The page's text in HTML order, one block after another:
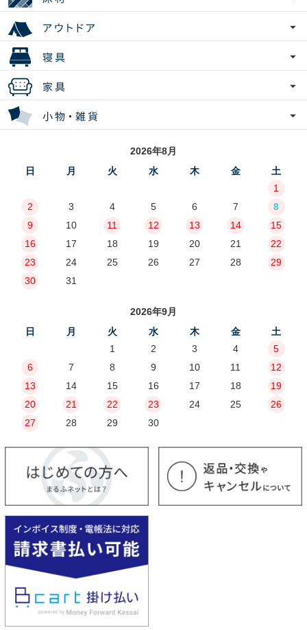
2026年8月
日
月 火 水 木 金
土
1
2
3 4 5 6 7
8
9
10 11 12 13 14
15
16
17 18 19 20 21
22
23
24 25 26 27 28
29
30
31
2026年9月
日
月 火 水 木 金
土
1
2 3 4
5
6
7 8 9 10 11
12
13
14 15 16 17 18
19
20
21 22 23 24 25
26
27
28 29 30